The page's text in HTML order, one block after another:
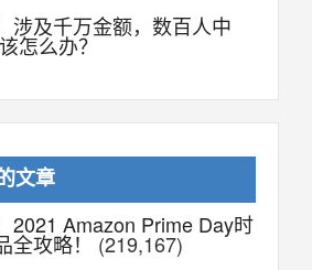
涉及千万金额，数百人中
怎么办？
文章
2021 Amazon Prime Day时
攻略！
(219,167)